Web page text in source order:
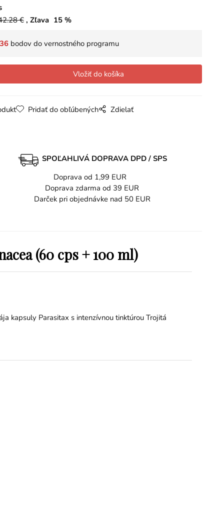
€ Zľava 15%
bodov do vernostného programu
Pridať do obľúbených Zdielať
SPOĽAHLIVÁ DOPRAVA DPD / SPS
Doprava od 1,99 EUR
Doprava zdarma od 39 EUR
Darček pri objednávke nad 50 EUR
(60 cps + 100 ml)
kapsuly Parasitax s intenzívnou tinktúrou Trojitá